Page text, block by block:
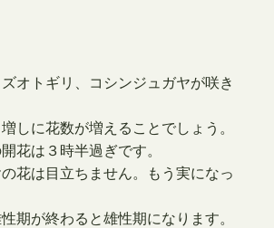
オトギリ、コシンジュガヤが咲き
しに花数が増えることでしょう。
花は３時半過ぎです。
花は目立ちません。もう実になっ
期が終わると雄性期になります。